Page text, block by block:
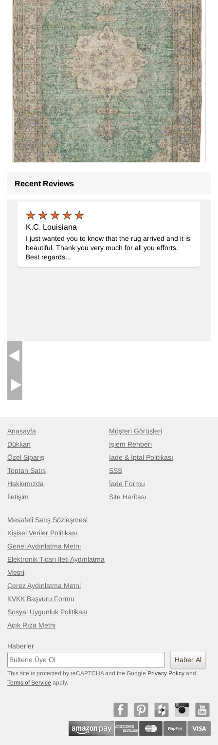
El Dokuma Vintage Hali
162 cm x 268 cm
Recent Reviews
K.C. Louisiana
I just wanted you to know that the rug arrived and it is
beautiful. Thank you very much for all you efforts.
Best regards...
Anasayfa
Dükkan
Özel Sipariş
Toptan Satış
Hakkımızda
İletişim
Müşteri Görüşleri
İşlem Rehberi
İade & İptal Politikası
SSS
İade Formu
Site Haritası
Mesafeli Satış Sözleşmesi
Kişisel Veriler Politikası
Genel Aydınlatma Metni
Elektronik Ticari İleti Aydınlatma
Metni
Çerez Aydınlatma Metni
KVKK Başvuru Formu
Sosyal Uygunluk Politikası
Açık Rıza Metni
Haberler
Haber Al
This site is protected by reCAPTCHA and the Google Privacy Policy and
Terms of Service apply.